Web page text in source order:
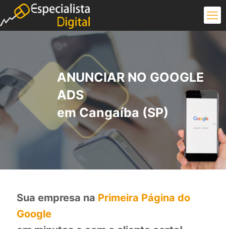
ANUNCIAR NO GOOGLE
ADS
em Cangaíba (SP)
Sua empresa na Primeira Página do
Google